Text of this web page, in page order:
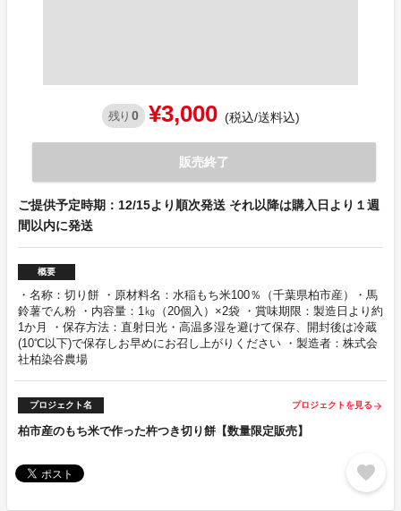
残り 0 ¥3,000 (税込/送料込)
販売終了
ご提供予定時期：12/15より順次発送 それ以降は購入日より１週
間以内に発送
概要
・名称：切り餅 ・原材料名：水稲もち米100％（千葉県柏市産）・馬
鈴薯でん粉 ・内容量：1㎏（20個入）×2袋 ・賞味期限：製造日より約
1か月 ・保存方法：直射日光・高温多湿を避けて保存、開封後は冷蔵
(10℃以下)で保存しお早めにお召し上がりください ・製造者：株式会
社柏染谷農場
プロジェクト名 プロジェクトを見る arrow_forward
柏市産のもち米で作った杵つき切り餅【数量限定販売】
favorite